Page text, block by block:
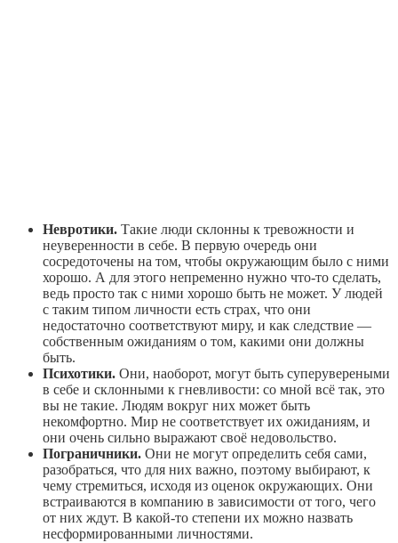
Невротики. Такие люди склонны к тревожности и
неуверенности в себе. В первую очередь они
сосредоточены на том, чтобы окружающим было с ними
хорошо. А для этого непременно нужно что-то сделать,
ведь просто так с ними хорошо быть не может. У людей
с таким типом личности есть страх, что они
недостаточно соответствуют миру, и как следствие —
собственным ожиданиям о том, какими они должны
быть.
Психотики. Они, наоборот, могут быть суперувереными
в себе и склонными к гневливости: со мной всё так, это
вы не такие. Людям вокруг них может быть
некомфортно. Мир не соответствует их ожиданиям, и
они очень сильно выражают своё недовольство.
Пограничники. Они не могут определить себя сами,
разобраться, что для них важно, поэтому выбирают, к
чему стремиться, исходя из оценок окружающих. Они
встраиваются в компанию в зависимости от того, чего
от них ждут. В какой-то степени их можно назвать
несформированными личностями.